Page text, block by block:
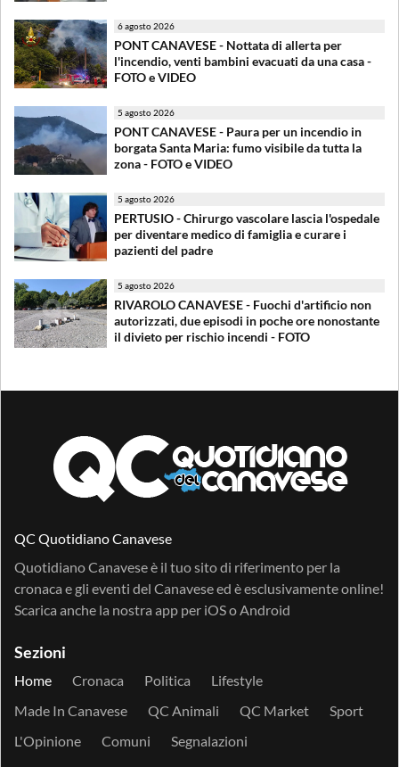
6 agosto 2026
PONT CANAVESE - Nottata di allerta per
l'incendio, venti bambini evacuati da una casa -
FOTO e VIDEO
5 agosto 2026
PONT CANAVESE - Paura per un incendio in
borgata Santa Maria: fumo visibile da tutta la
zona - FOTO e VIDEO
5 agosto 2026
PERTUSIO - Chirurgo vascolare lascia l'ospedale
per diventare medico di famiglia e curare i
pazienti del padre
5 agosto 2026
RIVAROLO CANAVESE - Fuochi d'artificio non
autorizzati, due episodi in poche ore nonostante
il divieto per rischio incendi - FOTO
QC Quotidiano Canavese
Quotidiano Canavese è il tuo sito di riferimento per la
cronaca e gli eventi del Canavese ed è esclusivamente online!
Scarica anche la nostra app per iOSoAndroid
Sezioni
Home Cronaca Politica
Lifestyle
Made In Canavese
QC Animali QC Market
Sport
L'Opinione
Comuni Segnalazioni